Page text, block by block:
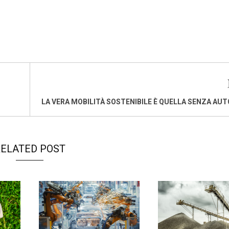
LA VERA MOBILITÀ SOSTENIBILE È QUELLA SENZA
POST